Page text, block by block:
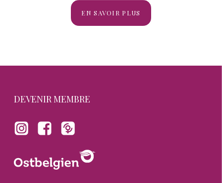
EN SAVOIR PLUS
DEVENIR MEMBRE